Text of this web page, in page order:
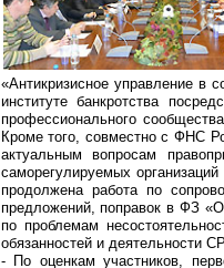
«Антикризисное управление в
институте банкротства
профессионального
Кроме того, совместно с ФНС
актуальным вопросам
саморегулируемых
продолжена работа по
предложений, поправок в ФЗ «О
по проблемам
обязанностей и деятельности
- По оценкам участников,